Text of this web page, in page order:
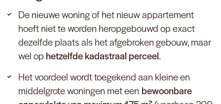
De nieuwe woning of het nieuw appartement
hoeft niet te worden heropgebouwd op exact
dezelfde plaats als het afgebroken gebouw, maar
wel op hetzelfde kadastraal perceel.
Het voordeel wordt toegekend aan kleine en
middelgrote woningen met een bewoonbare